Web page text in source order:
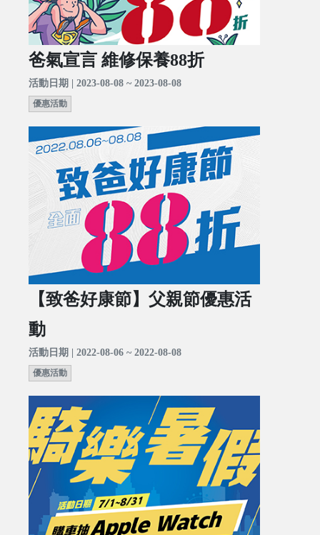
爸氣宣言 維修保養88折
活動日期 | 2023-08-08 ~ 2023-08-08
優惠活動
【致爸好康節】父親節優惠活
動
活動日期 | 2022-08-06 ~ 2022-08-08
優惠活動